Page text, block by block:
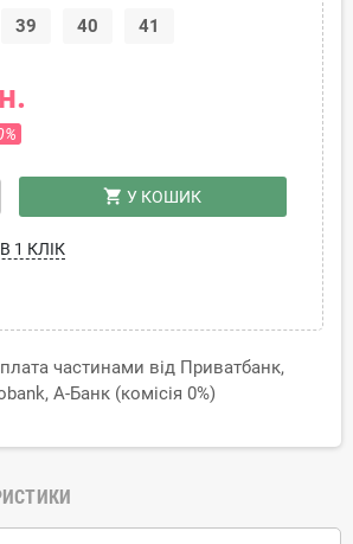
39 40 41
shopping_cart У КОШИК
1 КЛІК
частинами від Приватбанк,
А-Банк (комісія 0%)